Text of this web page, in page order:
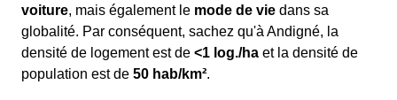
voiture, mais également le mode de vie dans sa
globalité. Par conséquent, sachez qu'à Andigné, la
densité de logement est de <1 log./ha et la densité de
population est de 50 hab/km².